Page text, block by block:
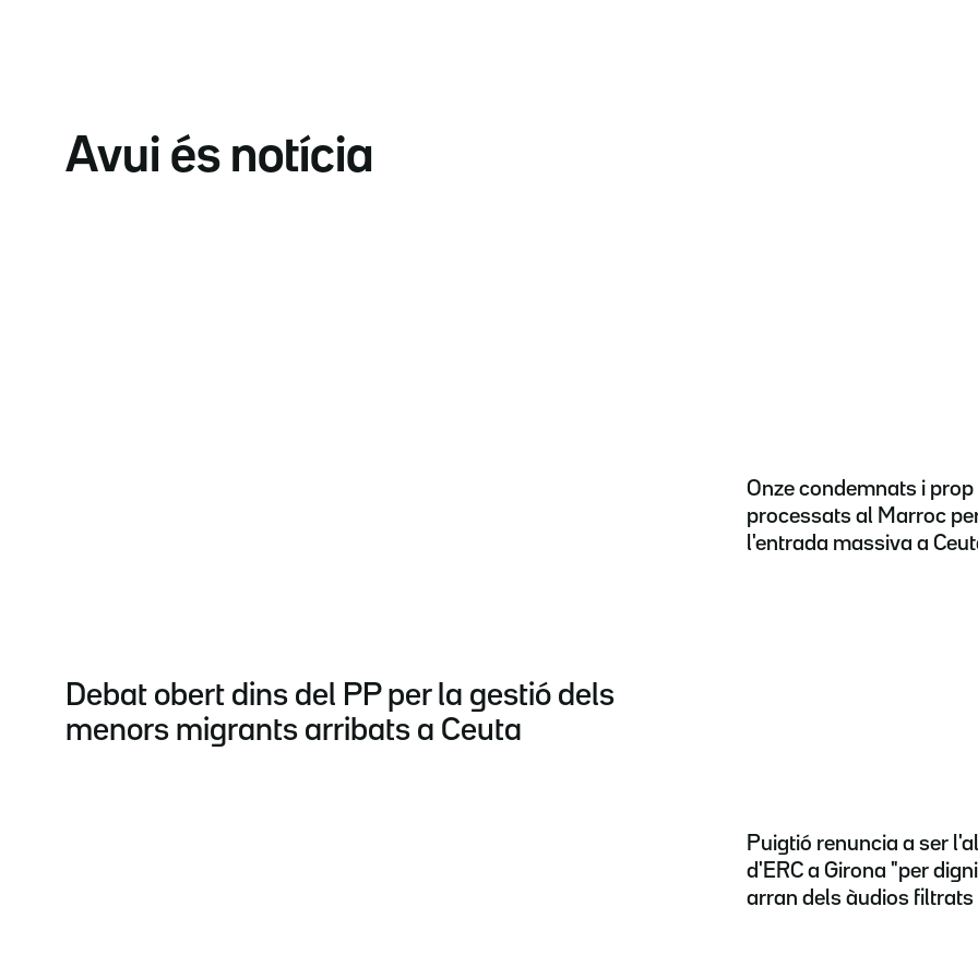
Avui és notícia
Debat obert dins del PP per la gestió dels
menors migrants arribats a Ceuta
Onze condemnats i prop
processats al Marroc
l'entrada massiva a
Puigtió renuncia a ser
d'ERC a Girona "per
arran dels àudios filtrats